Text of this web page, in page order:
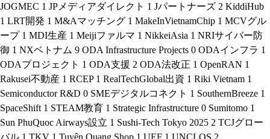
JOGMEC 1 JPメディアダイレクト 1 Jパートナーズ 2 KiddiHub
1 LRT開発 1 M&Aマッチング 1 MakeInVietnamChip 1 MCVグル
ープ 1 MDI生産 1 Meijiファルマ 1 NikkeiAsia 1 NRIサイバー防
御 1 NXベトナム 9 ODA Infrastructure Projects 0 ODAインフラ 1
ODAプロジェクト 1 ODA支援 2 ODA法改正 1 OpenRAN 1
Rakusei不動産 1 RCEP 1 RealTechGlobal出資 1 Riki Vietnam 1
Semiconductor R&D 0 SMEデジタルコネクト 1 SouthernBreeze 1
SpaceShift 1 STEAM教育 1 Strategic Infrastructure 0 Sumitomo 1
Sun PhuQuoc Airways設立 1 Sushi-Tech Tokyo 2025 2 TCJグロー
バル 1 TKV 1 Tuyên Quang Shop 1 UEF 1 UNCLOS 2